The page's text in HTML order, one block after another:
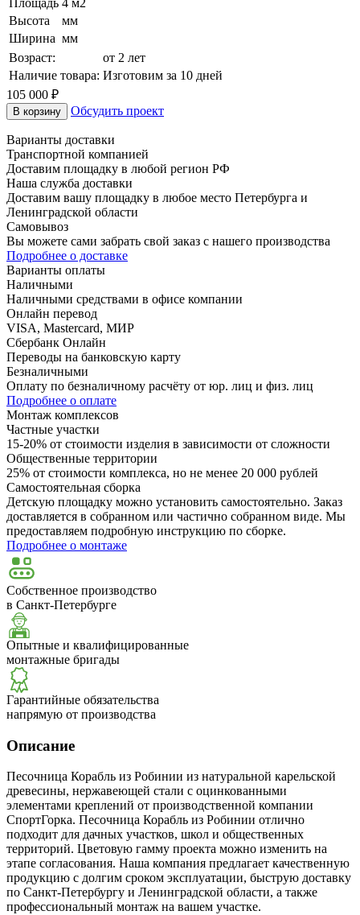
Высота
мм
Ширина мм
Возраст:
от 2 лет
Наличие товара: Изготовим за 10 дней
105 000 ₽
В корзину Обсудить проект
Варианты доставки
Транспортной компанией
Доставим площадку в любой регион РФ
Наша служба доставки
Доставим вашу площадку в любое место Петербурга и
Ленинградской области
Самовывоз
Вы можете сами забрать свой заказ с нашего производства
Подробнее о доставке
Варианты оплаты
Наличными
Наличными средствами в офисе компании
Онлайн перевод
VISA, Mastercard, МИР
Сбербанк Онлайн
Переводы на банковскую карту
Безналичными
Оплату по безналичному расчёту от юр. лиц и физ. лиц
Подробнее о оплате
Монтаж комплексов
Частные участки
15-20% от стоимости изделия в зависимости от сложности
Общественные территории
25% от стоимости комплекса, но не менее 20 000 рублей
Самостоятельная сборка
Детскую площадку можно установить самостоятельно. Заказ
доставляется в собранном или частично собранном виде. Мы
предоставляем подробную инструкцию по сборке.
Подробнее о монтаже
Собственное производство
в Санкт-Петербурге
Опытные и квалифицированные
монтажные бригады
Гарантийные обязательства
напрямую от производства
Описание
Песочница Корабль из Робинии из натуральной карельской
древесины, нержавеющей стали с оцинкованными
элементами креплений от производственной компании
СпортГорка. Песочница Корабль из Робинии отлично
подходит для дачных участков, школ и общественных
территорий. Цветовую гамму проекта можно изменить на
этапе согласования. Наша компания предлагает качественную
продукцию с долгим сроком эксплуатации, быструю доставку
по Санкт-Петербургу и Ленинградской области, а также
профессиональный монтаж на вашем участке.